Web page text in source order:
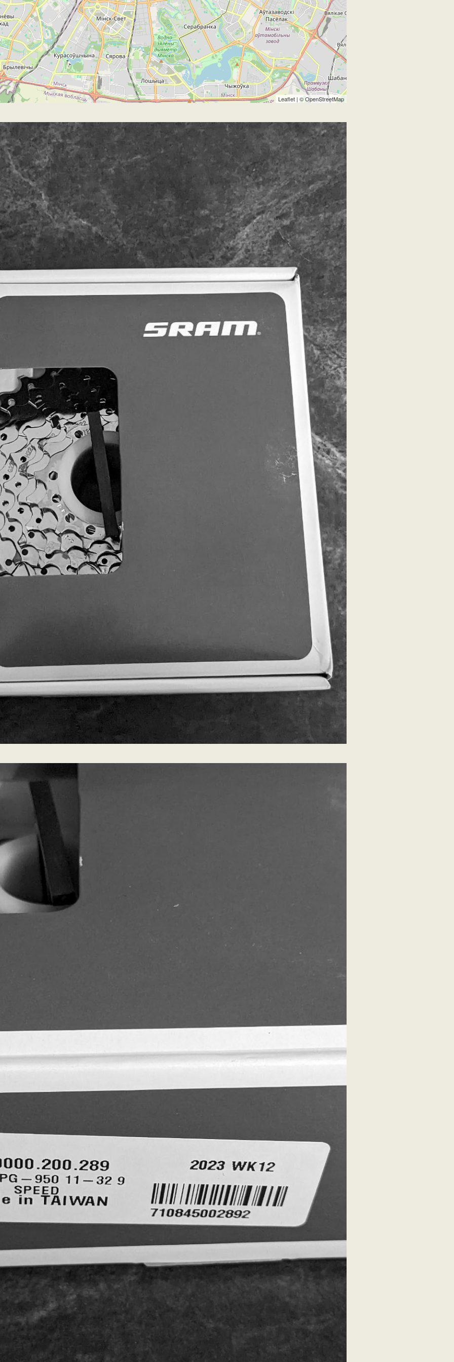
Leaflet | ©OpenStreetMap